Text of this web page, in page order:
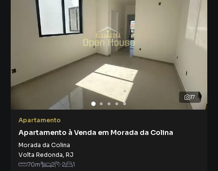
17
Apartamento
Apartamento à Venda em Morada da Colina
Morada da Colina
Volta Redonda, RJ
70m² 2 2 1